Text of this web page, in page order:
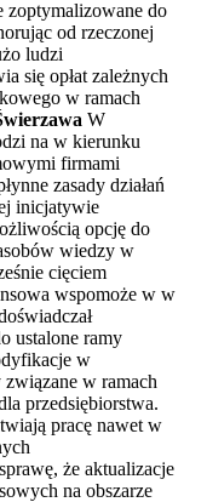
zoptymalizowane do
od rzeczonej
ludzi
się opłat zależnych
w ramach
W
na w kierunku
firmami
zasady działań
inicjatywie
opcję do
wiedzy w
cięciem
wspomoże w w
ustalone ramy
w
w ramach
przedsiębiorstwa.
pracę nawet w
że aktualizacje
na obszarze